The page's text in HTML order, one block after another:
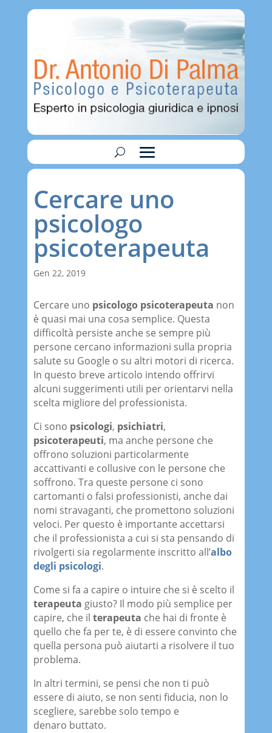
Cercare uno
psicologo
psicoterapeuta
Gen 22, 2019
Cercare uno psicologo psicoterapeuta non
è quasi mai una cosa semplice. Questa
difficoltà persiste anche se sempre più
persone cercano informazioni sulla propria
salute su Google o su altri motori di ricerca.
In questo breve articolo intendo offrirvi
alcuni suggerimenti utili per orientarvi nella
scelta migliore del professionista.
Ci sono psicologi, psichiatri,
psicoterapeuti, ma anche persone che
offrono soluzioni particolarmente
accattivanti e collusive con le persone che
soffrono. Tra queste persone ci sono
cartomanti o falsi professionisti, anche dai
nomi stravaganti, che promettono soluzioni
veloci. Per questo è importante accettarsi
che il professionista a cui si sta pensando di
rivolgerti sia regolarmente inscritto all’albo
degli psicologi.
Come si fa a capire o intuire che si è scelto il
terapeuta giusto? Il modo più semplice per
capire, che il terapeuta che hai di fronte è
quello che fa per te, è di essere convinto che
quella persona può aiutarti a risolvere il tuo
problema.
In altri termini, se pensi che non ti può
essere di aiuto, se non senti fiducia, non lo
scegliere, sarebbe solo tempo e
denaro buttato.